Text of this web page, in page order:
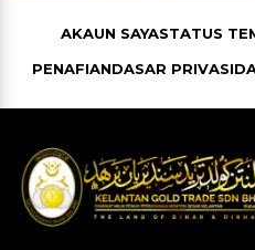
Upload Images
AKAUN SAYASTATUS
PENAFIANDASAR PRIVASI